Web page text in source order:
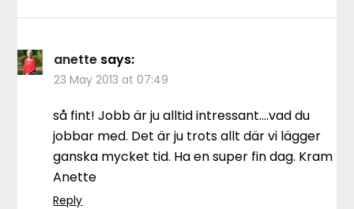
anette says:
23 May 2013 at 07:49
så fint! Jobb är ju alltid intressant….vad du
jobbar med. Det är ju trots allt där vi lägger
ganska mycket tid. Ha en super fin dag. Kram
Anette
Reply